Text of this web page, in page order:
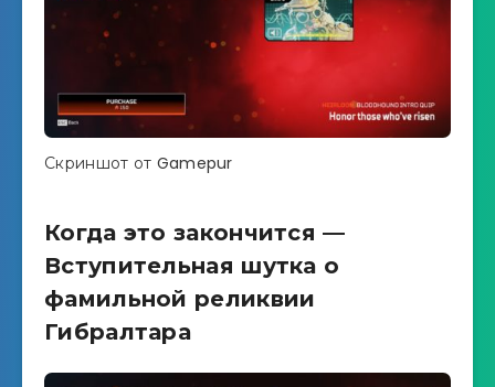
Скриншот от Gamepur
Когда это закончится —
Вступительная шутка о
фамильной реликвии
Гибралтара